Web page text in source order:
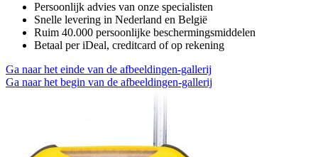
Persoonlijk advies van onze specialisten
Snelle levering in Nederland en België
Ruim 40.000 persoonlijke beschermingsmiddelen
Betaal per iDeal, creditcard of op rekening
Ga naar het einde van de afbeeldingen-gallerij
Ga naar het begin van de afbeeldingen-gallerij